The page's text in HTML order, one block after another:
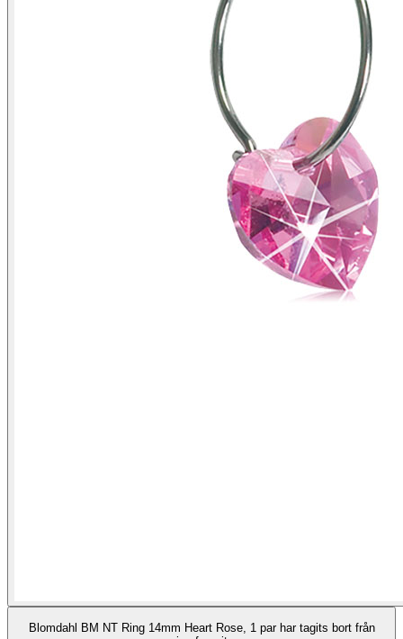
Blomdahl BM NT Ring 14mm Heart Rose, 1 par har tagits bort från